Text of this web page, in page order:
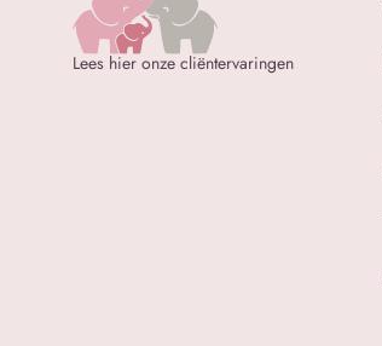
Lees hier onze cliëntervaringen